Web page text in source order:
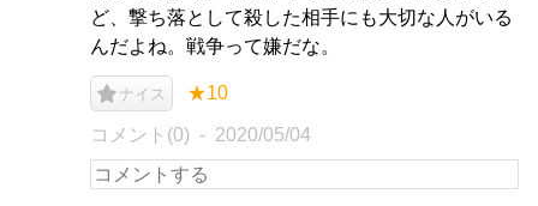
ど、撃ち落として殺した相手にも大切な人がいる
んだよね。戦争って嫌だな。
ナイス ★10
コメント(0) 2020/05/04